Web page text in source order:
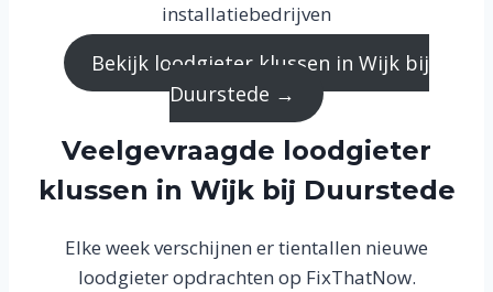
installatiebedrijven
Bekijk loodgieter klussen in Wijk bij
Duurstede →
Veelgevraagde loodgieter
klussen in Wijk bij Duurstede
Elke week verschijnen er tientallen nieuwe
loodgieter opdrachten op FixThatNow.